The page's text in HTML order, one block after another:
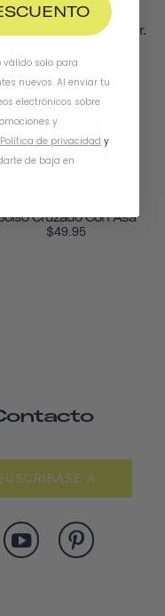
Infantil Thousand Jr.
Cruzado Con Asa
$49.95
A
válido solo para
nuevos. Al enviar tu
electrónicos sobre
y
Política de privacidad y
de baja en